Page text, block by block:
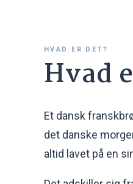
HVAD ER DET?
Hvad
Et dansk
det danske
altid lavet på en